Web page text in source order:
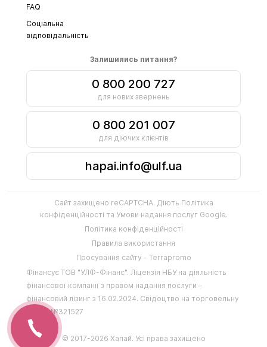
FAQ
Соціальна
відповідальність
Залишились питання?
0 800 200 727
для нових звернень
0 800 201 007
для діючих клієнтів
hapai.info@ulf.ua
© 2017-2026 Хапай. Усі права захищено
Фінансує ТОВ "УЛФ-Фінанс". Ліцензія НБУ на діяльність
фінансової компанії з правом надання послуги –
фінансовий лізинг з 16.02.2024. Свідоцтво на торговельну
марку №321527
Політика конфіденційності
Правила використання
Просування сайту - Terrapromo
Сайт захищено reCAPTCHA. Діють Політика
конфіденційності та Умови надання послуг Google.